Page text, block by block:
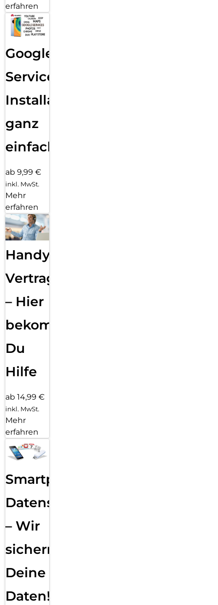
erfahren
Google
Services
Installation
ganz
einfach
ab 9,99 €
inkl. MwSt.
Mehr
erfahren
Handy
Vertragsabwicklung
– Hier
bekommst
Du
Hilfe
ab 14,99 €
inkl. MwSt.
Mehr
erfahren
Smartphone
Datensicherung
– Wir
sichern
Deine
Daten!